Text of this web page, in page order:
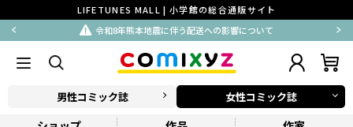
LIFETUNES MALL | 小学館の総合通販サイト
令和8年熊本地震に伴う配送への影響について
男性コミック誌 女性コミック誌